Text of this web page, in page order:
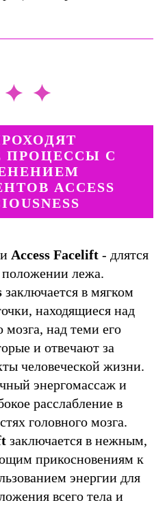
ПРОЦЕССЫ С
ACCESS
Access Facelift- длятся
положении лежа.
заключается в мягком
находящиеся над
мозга, над теми его
и отвечают за
человеческой жизни.
энергомассаж и
расслабление в
головного мозга.
заключается в нежным,
прикосновениям к
энергии для
всего тела и